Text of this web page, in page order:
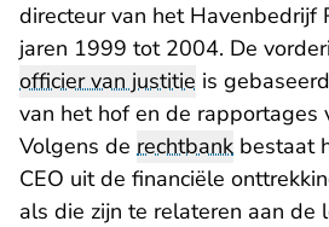
directeur van het Havenbedrijf
jaren 1999 tot 2004. De
officier van justitie is
van het hof en de rapportages
Volgens de rechtbank bestaat
CEO uit de financiële
als die zijn te relateren aan de